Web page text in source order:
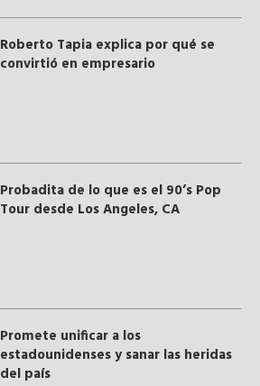
Roberto Tapia explica por qué se
convirtió en empresario
Probadita de lo que es el 90’s Pop
Tour desde Los Angeles, CA
Promete unificar a los
estadounidenses y sanar las heridas
del país